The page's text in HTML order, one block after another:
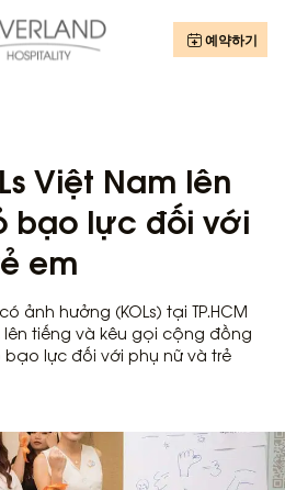
예약하기
Việt Nam lên
bạo lực đối với
em
ảnh hưởng (KOLs) tại TP.HCM
lên tiếng và kêu gọi cộng đồng
lực đối với phụ nữ và trẻ